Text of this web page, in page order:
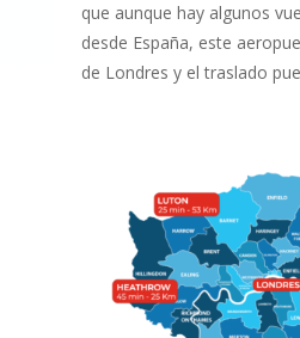
que aunque hay algunos
desde España, este
de Londres y el traslado